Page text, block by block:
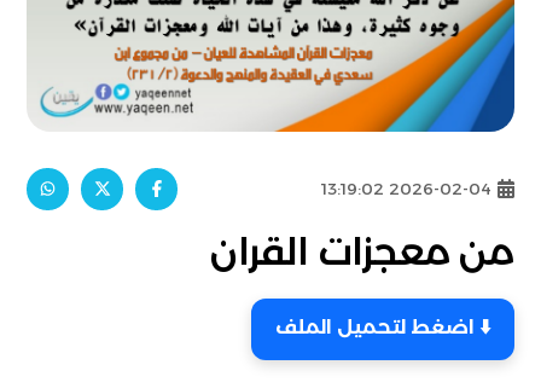
2026-02-04 13:19:02
من معجزات القران
⬇️ اضغط لتحميل الملف